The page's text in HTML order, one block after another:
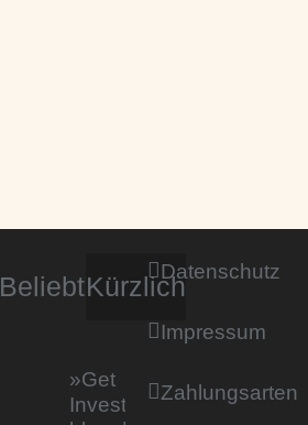
BeliebtKürzlich
»Get
Invested by
Datenschutz
Impressum
Zahlungsarten